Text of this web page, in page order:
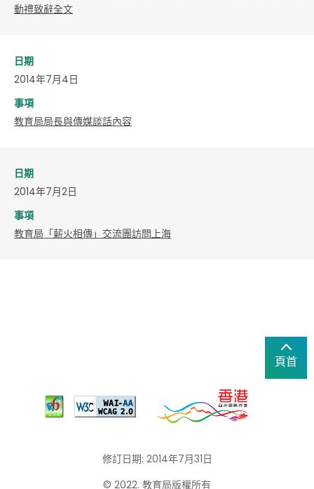
動禮致辭全文
日期
2014年7月4日
事項
教育局局長與傳媒談話內容
日期
2014年7月2日
事項
教育局「薪火相傳」交流團訪問上海
頁首
修訂日期: 2014年7月31日
© 2022. 教育局版權所有